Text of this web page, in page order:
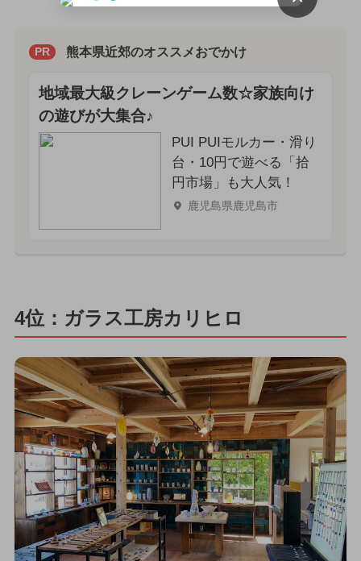
PR 熊本県近郊のオススメおでかけ
地域最大級クレーンゲーム数☆家族向け
の遊びが大集合♪
PUI PUIモルカー・滑り
台・10円で遊べる「拾
円市場」も大人気！
鹿児島県鹿児島市
4位：ガラス工房カリヒロ